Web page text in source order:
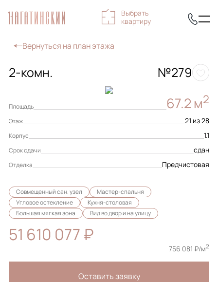
Выбрать
квартиру
Вернуться на план этажа
Площадь 67.2 м2
Этаж 21 из 28
Корпус 1.1
Срок сдачи сдан
Отделка Предчистовая
Совмещенный сан. узел
Мастер-спальня
Угловое остекление
Кухня-столовая
Большая мягкая зона
Вид во двор и на улицу
51 610 077 ₽
756 081 ₽/м2
Оставить заявку
2-комн. №279